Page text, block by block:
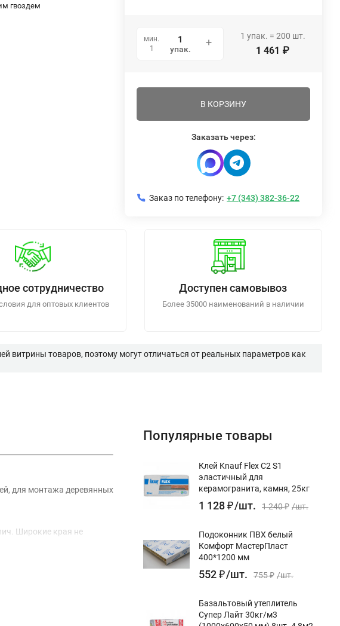
гвоздем
мин.
1
упак.
1 упак. =200 шт.
1 461 ₽
В КОРЗИНУ
Заказать через:
Заказ по телефону: +7 (343) 382-36-22
сотрудничество
для оптовых клиентов
Доступен самовывоз
Более 35000 наименований в наличии
витрины товаров, поэтому могут отличаться от реальных параметров как
для монтажа деревянных
Широкие края не
прижатием к основанию.
Популярные товары
Клей Knauf Flex С2 S1
эластичный для
керамогранита, камня, 25кг
1 128₽/шт. 1 240₽ /шт.
Подоконник ПВХ белый
Комфорт МастерПласт
400*1200 мм
552₽/шт. 755₽ /шт.
Базальтовый утеплитель
Супер Лайт 30кг/м3